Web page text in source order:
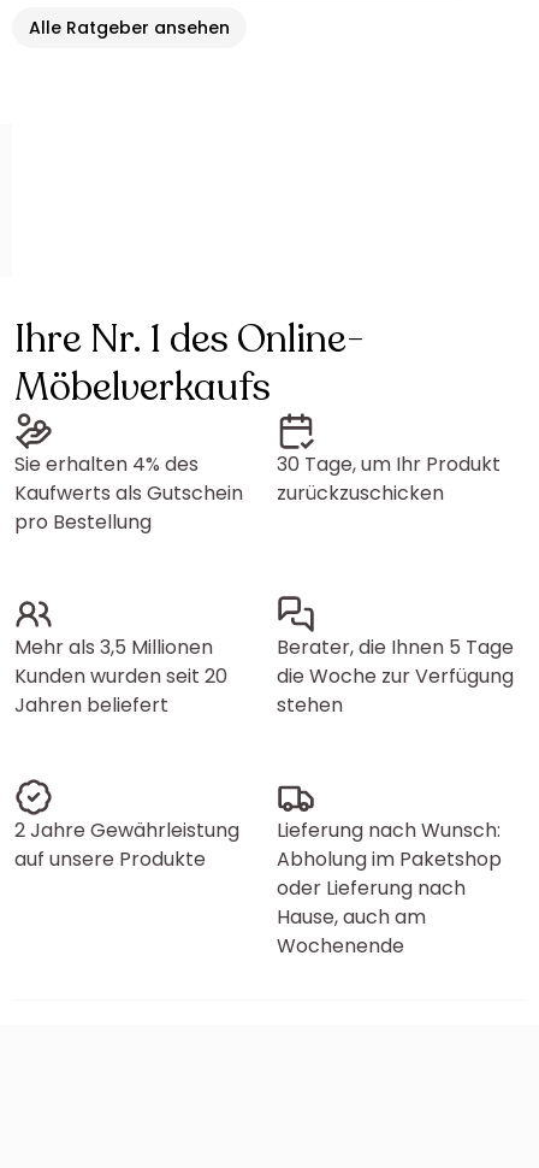
Alle Ratgeber ansehen
Ihre Nr. 1 des Online-
Möbelverkaufs
Sie erhalten 4% des
Kaufwerts als Gutschein
pro Bestellung
30 Tage, um Ihr Produkt
zurückzuschicken
Mehr als 3,5 Millionen
Kunden wurden seit 20
Jahren beliefert
Berater, die Ihnen 5 Tage
die Woche zur Verfügung
stehen
2 Jahre Gewährleistung
auf unsere Produkte
Lieferung nach Wunsch:
Abholung im Paketshop
oder Lieferung nach
Hause, auch am
Wochenende